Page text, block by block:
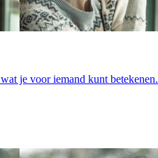
je voor iemand kunt betekenen.